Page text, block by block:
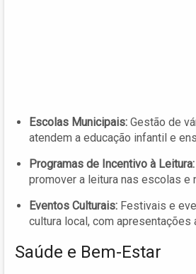
Escolas Municipais: Gestão de
atendem a educação infantil e
Programas de Incentivo à Leitura:
promover a leitura nas escolas e
Eventos Culturais: Festivais e
cultura local, com apresentações
Saúde e Bem-Estar